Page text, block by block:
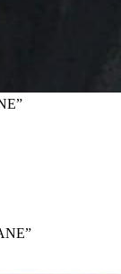
”
”